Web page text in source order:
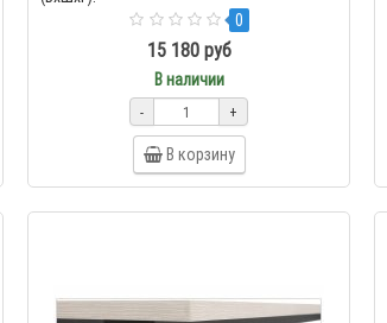
0
15 180 руб
В наличии
- +
В корзину